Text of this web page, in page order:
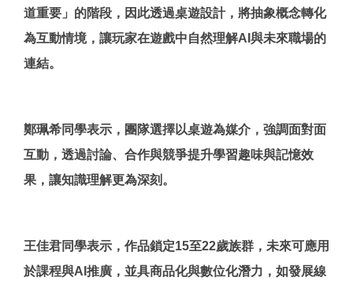
道重要」的階段，因此透過桌遊設計，將抽象概念轉化
為互動情境，讓玩家在遊戲中自然理解AI與未來職場的
連結。
鄭珮希同學表示，團隊選擇以桌遊為媒介，強調面對面
互動，透過討論、合作與競爭提升學習趣味與記憶效
果，讓知識理解更為深刻。
王佳君同學表示，作品鎖定15至22歲族群，未來可應用
於課程與AI推廣，並具商品化與數位化潛力，如發展線